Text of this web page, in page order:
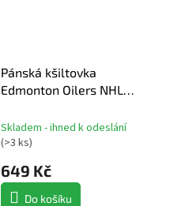
Pánská kšiltovka
Edmonton Oilers NHL
Front A-Frame Meshaback
Cap
Skladem - ihned k odeslání
(>3 ks)
649 Kč
Do košíku